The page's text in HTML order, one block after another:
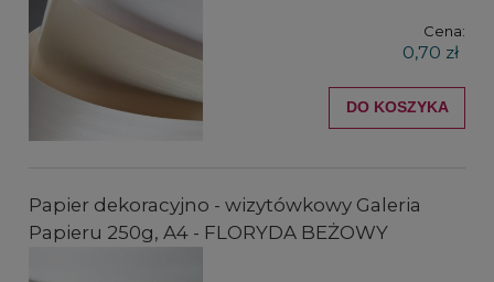
Cena:
0,70 zł
DO KOSZYKA
Papier dekoracyjno - wizytówkowy Galeria
Papieru 250g, A4 - FLORYDA BEŻOWY